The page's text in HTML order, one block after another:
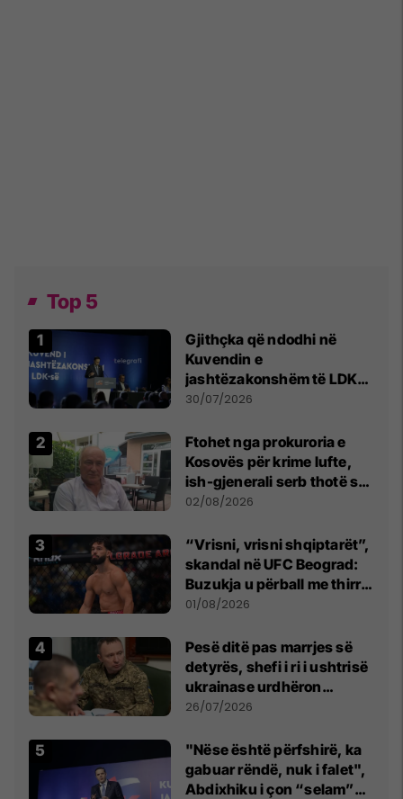
Top 5
Gjithçka që ndodhi në
Kuvendin e
jashtëzakonshëm të LDK-
së
30/07/2026
Ftohet nga prokuroria e
Kosovës për krime lufte,
ish-gjenerali serb thotë se
dikush e tradhtoi në
02/08/2026
“Vrisni, vrisni shqiptarët”,
skandal në UFC Beograd:
Buzukja u përball me thirrje
anti-shqiptare nga
01/08/2026
Pesë ditë pas marrjes së
detyrës, shefi i ri i ushtrisë
ukrainase urdhëron
kontroll të madh
26/07/2026
"Nëse është përfshirë, ka
gabuar rëndë, nuk i falet",
Abdixhiku i çon “selam”